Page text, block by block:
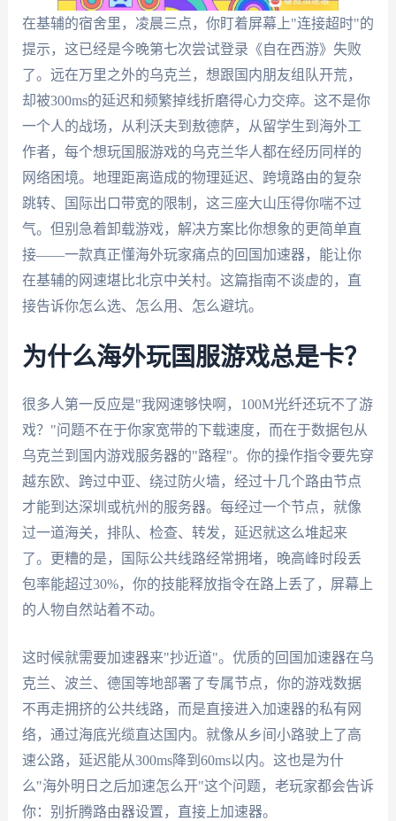
在基辅的宿舍里，凌晨三点，你盯着屏幕上"连接超时"的
提示，这已经是今晚第七次尝试登录《自在西游》失败
了。远在万里之外的乌克兰，想跟国内朋友组队开荒，
却被300ms的延迟和频繁掉线折磨得心力交瘁。这不是你
一个人的战场，从利沃夫到敖德萨，从留学生到海外工
作者，每个想玩国服游戏的乌克兰华人都在经历同样的
网络困境。地理距离造成的物理延迟、跨境路由的复杂
跳转、国际出口带宽的限制，这三座大山压得你喘不过
气。但别急着卸载游戏，解决方案比你想象的更简单直
接——一款真正懂海外玩家痛点的回国加速器，能让你
在基辅的网速堪比北京中关村。这篇指南不谈虚的，直
接告诉你怎么选、怎么用、怎么避坑。
为什么海外玩国服游戏总是卡？
很多人第一反应是"我网速够快啊，100M光纤还玩不了游
戏？"问题不在于你家宽带的下载速度，而在于数据包从
乌克兰到国内游戏服务器的"路程"。你的操作指令要先穿
越东欧、跨过中亚、绕过防火墙，经过十几个路由节点
才能到达深圳或杭州的服务器。每经过一个节点，就像
过一道海关，排队、检查、转发，延迟就这么堆起来
了。更糟的是，国际公共线路经常拥堵，晚高峰时段丢
包率能超过30%，你的技能释放指令在路上丢了，屏幕上
的人物自然站着不动。
这时候就需要加速器来"抄近道"。优质的回国加速器在乌
克兰、波兰、德国等地部署了专属节点，你的游戏数据
不再走拥挤的公共线路，而是直接进入加速器的私有网
络，通过海底光缆直达国内。就像从乡间小路驶上了高
速公路，延迟能从300ms降到60ms以内。这也是为什
么"海外明日之后加速怎么开"这个问题，老玩家都会告诉
你：别折腾路由器设置，直接上加速器。